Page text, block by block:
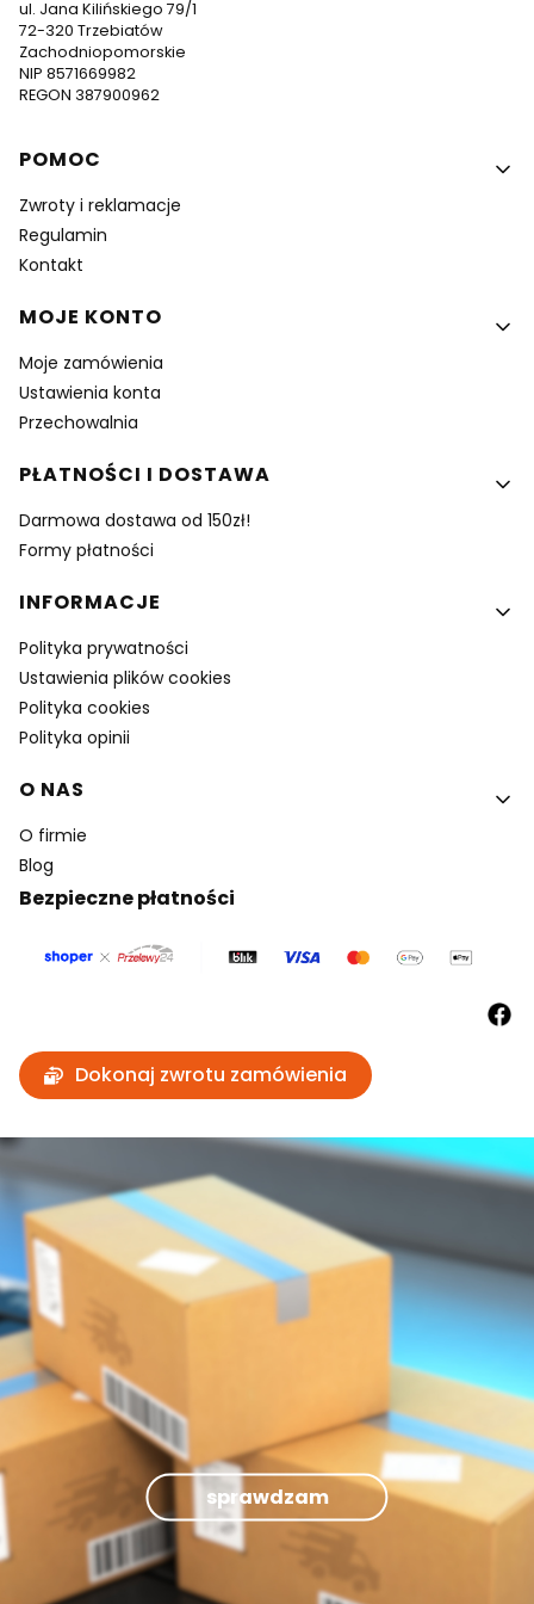
ul. Jana Kilińskiego 79/1
72-320 Trzebiatów
Zachodniopomorskie
NIP 8571669982
REGON 387900962
Linki w stopce
POMOC
Zwroty i reklamacje
Regulamin
Kontakt
MOJE KONTO
Moje zamówienia
Ustawienia konta
Przechowalnia
PŁATNOŚCI I DOSTAWA
Darmowa dostawa od 150zł!
Formy płatności
INFORMACJE
Polityka prywatności
Ustawienia plików cookies
Polityka cookies
Polityka opinii
O NAS
O firmie
Blog
Bezpieczne płatności
Dokonaj zwrotu zamówienia
sprawdzam